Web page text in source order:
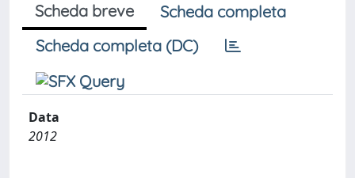
Scheda breve
Scheda completa
Scheda completa (DC)
Data
2012